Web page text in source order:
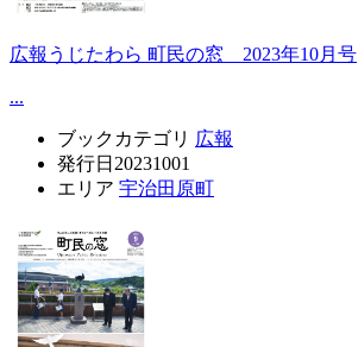
広報うじたわら 町民の窓 2023年10月号
...
ブックカテゴリ 広報
発行日 20231001
エリア 宇治田原町